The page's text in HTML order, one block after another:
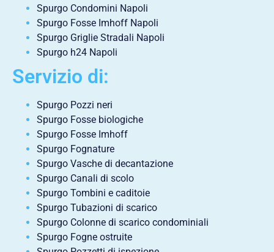
Spurgo Condomini Napoli
Spurgo Fosse Imhoff Napoli
Spurgo Griglie Stradali Napoli
Spurgo h24 Napoli
Servizio di:
Spurgo Pozzi neri
Spurgo Fosse biologiche
Spurgo Fosse Imhoff
Spurgo Fognature
Spurgo Vasche di decantazione
Spurgo Canali di scolo
Spurgo Tombini e caditoie
Spurgo Tubazioni di scarico
Spurgo Colonne di scarico condominiali
Spurgo Fogne ostruite